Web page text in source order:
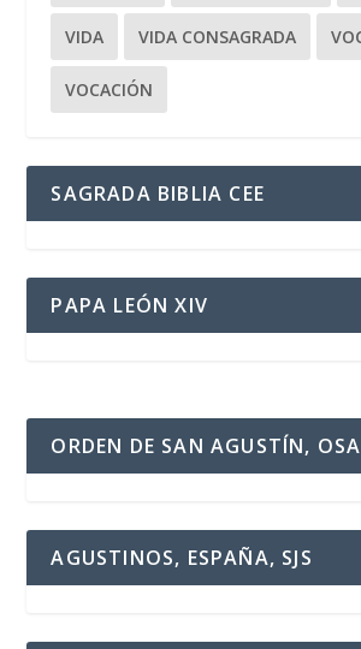
VIDA VIDA CONSAGRADA
VOCACIÓN
SAGRADA BIBLIA CEE
PAPA LEÓN XIV
ORDEN DE SAN AGUSTÍN, OSA
AGUSTINOS, ESPAÑA, SJS